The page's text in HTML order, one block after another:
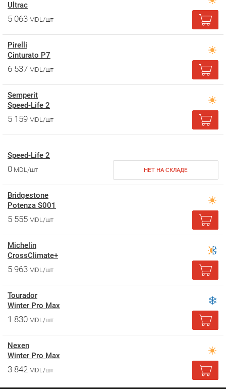
Ultrac
5 063 MDL/шт
Pirelli
Cinturato P7
6 537 MDL/шт
Semperit
Speed-Life 2
5 159 MDL/шт
Speed-Life 2
0 MDL/шт НЕТ НА СКЛАДЕ
Bridgestone
Potenza S001
5 555 MDL/шт
Michelin
CrossClimate+
5 963 MDL/шт
Tourador
Winter Pro Max
1 830 MDL/шт
Nexen
Winter Pro Max
3 842 MDL/шт